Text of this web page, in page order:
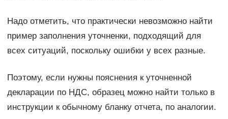
Надо отметить, что практически невозможно найти
пример заполнения уточненки, подходящий для
всех ситуаций, поскольку ошибки у всех разные.
Поэтому, если нужны пояснения к уточненной
декларации по НДС, образец можно найти только в
инструкции к обычному бланку отчета, по аналогии.